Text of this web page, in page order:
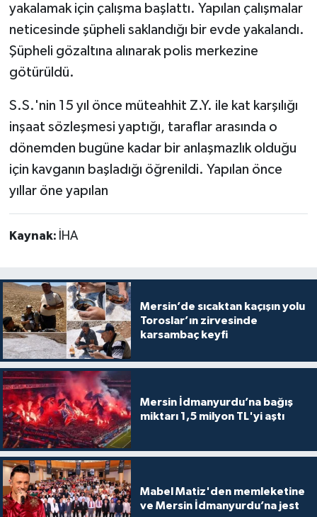
yakalamak için çalışma başlattı. Yapılan çalışmalar
neticesinde şüpheli saklandığı bir evde yakalandı.
Şüpheli gözaltına alınarak polis merkezine
götürüldü.
S.S.'nin 15 yıl önce müteahhit Z.Y. ile kat karşılığı
inşaat sözleşmesi yaptığı, taraflar arasında o
dönemden bugüne kadar bir anlaşmazlık olduğu
için kavganın başladığı öğrenildi. Yapılan önce
yıllar öne yapılan
Kaynak: İHA
Mersin’de sıcaktan kaçışın yolu
Toroslar’ın zirvesinde
karsambaç keyfi
Mersin İdmanyurdu’na bağış
miktarı 1,5 milyon TL'yi aştı
Mabel Matiz'den memleketine
ve Mersin İdmanyurdu’na jest